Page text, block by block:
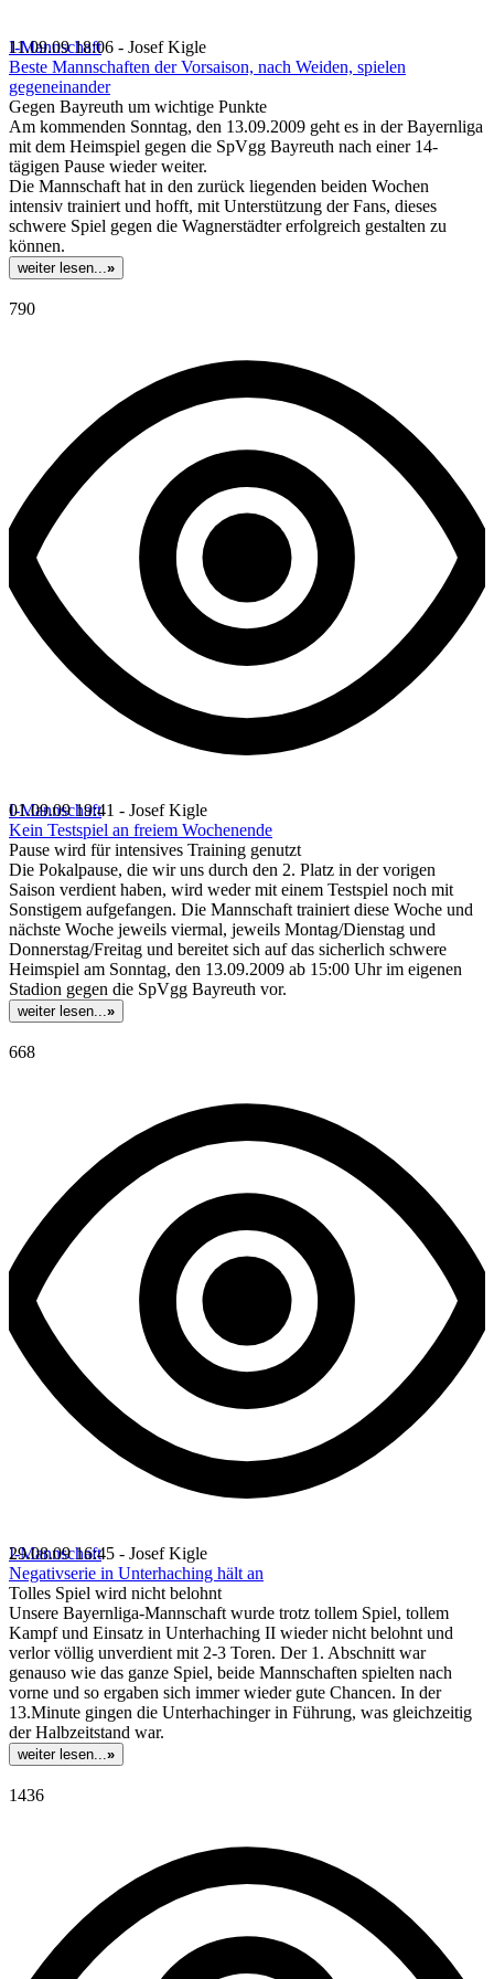
I-Mannschaft
11.09.09 18:06 - Josef Kigle
Beste Mannschaften der Vorsaison, nach Weiden, spielen
gegeneinander
Gegen Bayreuth um wichtige Punkte
Am kommenden Sonntag, den 13.09.2009 geht es in der Bayernliga
mit dem Heimspiel gegen die SpVgg Bayreuth nach einer 14-
tägigen Pause wieder weiter.
Die Mannschaft hat in den zurück liegenden beiden Wochen
intensiv trainiert und hofft, mit Unterstützung der Fans, dieses
schwere Spiel gegen die Wagnerstädter erfolgreich gestalten zu
können.
weiter lesen...»
790
I-Mannschaft
01.09.09 19:41 - Josef Kigle
Kein Testspiel an freiem Wochenende
Pause wird für intensives Training genutzt
Die Pokalpause, die wir uns durch den 2. Platz in der vorigen
Saison verdient haben, wird weder mit einem Testspiel noch mit
Sonstigem aufgefangen. Die Mannschaft trainiert diese Woche und
nächste Woche jeweils viermal, jeweils Montag/Dienstag und
Donnerstag/Freitag und bereitet sich auf das sicherlich schwere
Heimspiel am Sonntag, den 13.09.2009 ab 15:00 Uhr im eigenen
Stadion gegen die SpVgg Bayreuth vor.
weiter lesen...»
668
I-Mannschaft
29.08.09 16:45 - Josef Kigle
Negativserie in Unterhaching hält an
Tolles Spiel wird nicht belohnt
Unsere Bayernliga-Mannschaft wurde trotz tollem Spiel, tollem
Kampf und Einsatz in Unterhaching II wieder nicht belohnt und
verlor völlig unverdient mit 2-3 Toren. Der 1. Abschnitt war
genauso wie das ganze Spiel, beide Mannschaften spielten nach
vorne und so ergaben sich immer wieder gute Chancen. In der
13.Minute gingen die Unterhachinger in Führung, was gleichzeitig
der Halbzeitstand war.
weiter lesen...»
1436